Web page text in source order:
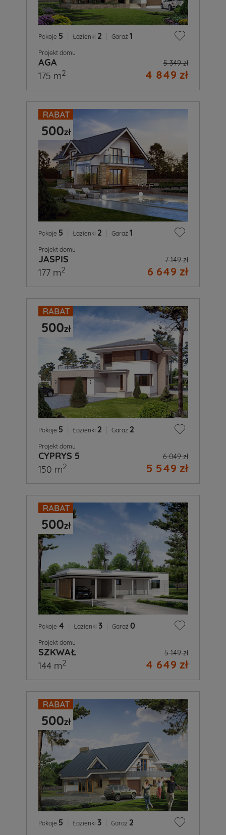
Pokoje 5 Łazienki 2 Garaż 1
Projekt domu
AGA 5 349 zł
4 849 zł
175 m2
Pokoje 5 Łazienki 2 Garaż 1
Projekt domu
JASPIS 7 149 zł
6 649 zł
177 m2
Pokoje 5 Łazienki 2 Garaż 2
Projekt domu
CYPRYS 5 6 049 zł
5 549 zł
150 m2
Pokoje 4 Łazienki 3 Garaż 0
Projekt domu
SZKWAŁ 5 149 zł
4 649 zł
144 m2
Pokoje 5 Łazienki 3 Garaż 2